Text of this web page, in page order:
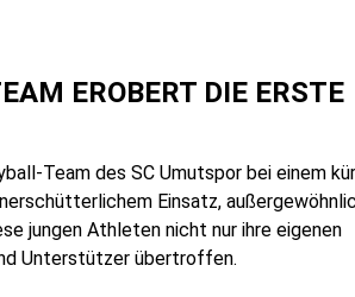
EROBERT DIE ERSTE
Team des SC Umutspor bei einem
Einsatz,
jungen Athleten nicht nur ihre eigenen
Unterstützer übertroffen.